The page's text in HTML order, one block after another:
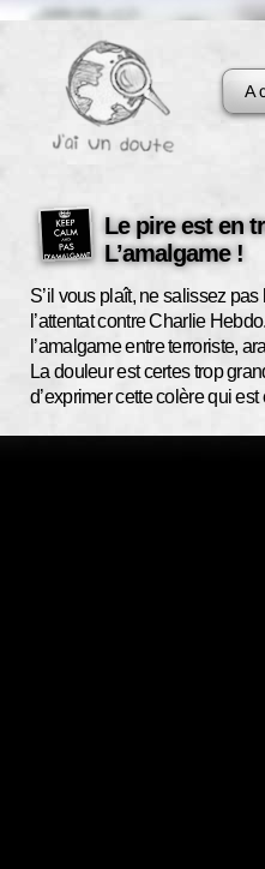
Le pire est en
L’amalgame !
S’il vous plaît, ne salissez
l’attentat contre Charlie
l’amalgame entre terroriste,
La douleur est certes trop
d’exprimer cette colère qui